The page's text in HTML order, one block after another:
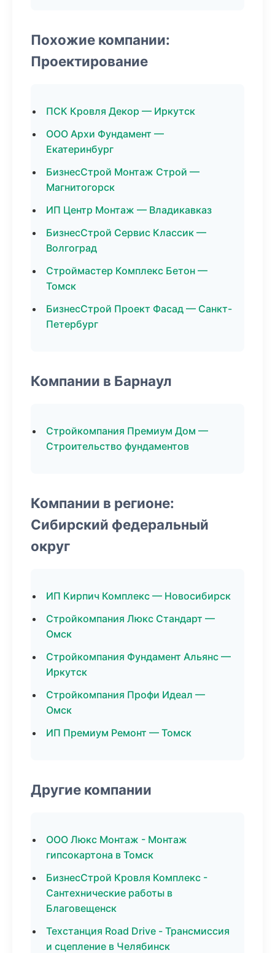
Похожие компании:
Проектирование
ПСК Кровля Декор — Иркутск
ООО Архи Фундамент —
Екатеринбург
БизнесСтрой Монтаж Строй —
Магнитогорск
ИП Центр Монтаж — Владикавказ
БизнесСтрой Сервис Классик —
Волгоград
Строймастер Комплекс Бетон —
Томск
БизнесСтрой Проект Фасад — Санкт-
Петербург
Компании в Барнаул
Стройкомпания Премиум Дом —
Строительство фундаментов
Компании в регионе:
Сибирский федеральный
округ
ИП Кирпич Комплекс — Новосибирск
Стройкомпания Люкс Стандарт —
Омск
Стройкомпания Фундамент Альянс —
Иркутск
Стройкомпания Профи Идеал —
Омск
ИП Премиум Ремонт — Томск
Другие компании
ООО Люкс Монтаж - Монтаж
гипсокартона в Томск
БизнесСтрой Кровля Комплекс -
Сантехнические работы в
Благовещенск
Техстанция Road Drive - Трансмиссия
и сцепление в Челябинск